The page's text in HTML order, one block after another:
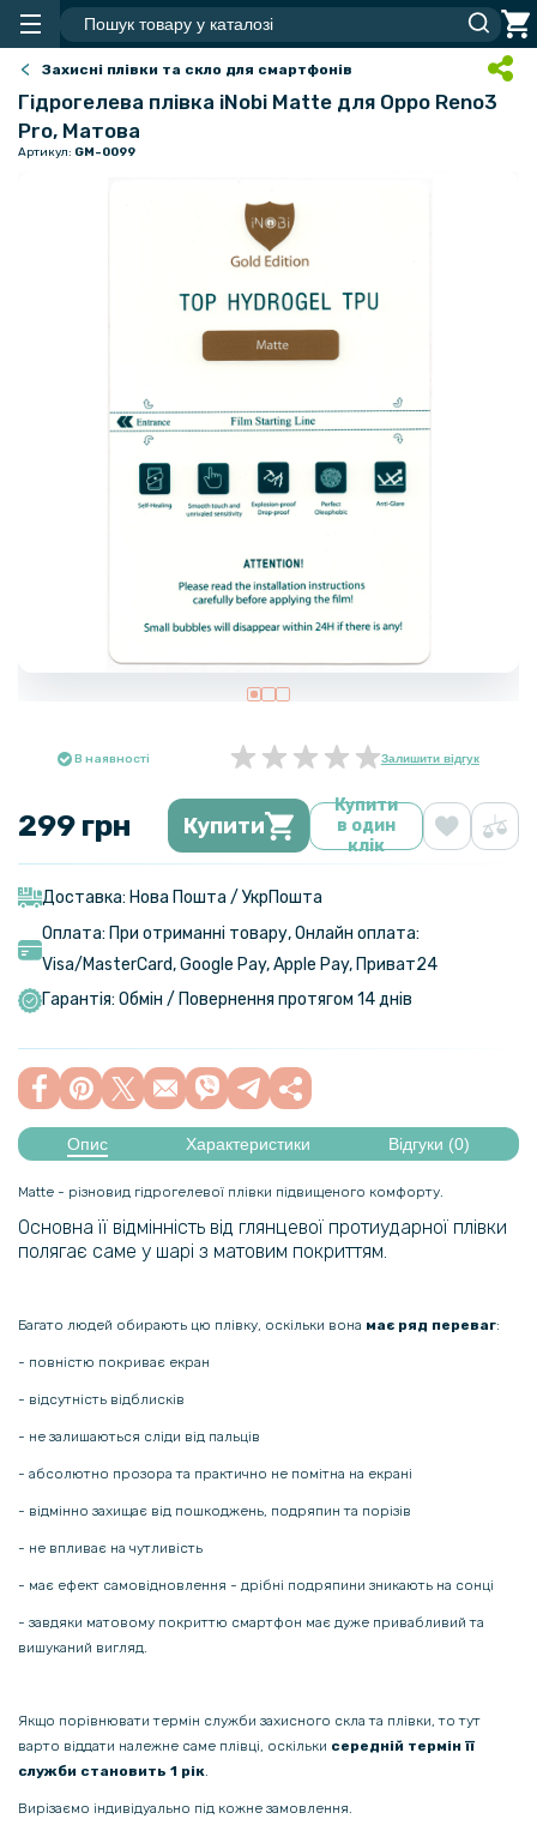
Захисні плівки та скло для смартфонів
Гідрогелева плівка iNobi Matte для Oppo Reno3
Pro, Матова
Артикул: GM-0099
В наявності Залишити відгук
299 грн Купити
Купити
в один
клік
Доставка: Нова Пошта / УкрПошта
Оплата: При отриманні товару, Онлайн оплата:
Visa/MasterСard, Google Pay, Apple Pay, Приват24
Гарантія: Обмін / Повернення протягом 14 днів
Опис Характеристики Відгуки (0)
Matte - різновид гідрогелевої плівки підвищеного комфорту.
Основна її відмінність від глянцевої протиударної плівки
полягає саме у шарі з матовим покриттям.
Багато людей обирають цю плівку, оскільки вона має ряд переваг:
- повністю покриває екран
- відсутність відблисків
- не залишаються сліди від пальців
- абсолютно прозора та практично не помітна на екрані
- відмінно захищає від пошкоджень, подряпин та порізів
- не впливає на чутливість
- має ефект самовідновлення - дрібні подряпини зникають на сонці
- завдяки матовому покриттю смартфон має дуже привабливий та
вишуканий вигляд.
Якщо порівнювати термін служби захисного скла та плівки, то тут
варто віддати належне саме плівці, оскільки середній термін її
служби становить 1 рік.
Вирізаємо індивідуально під кожне замовлення.